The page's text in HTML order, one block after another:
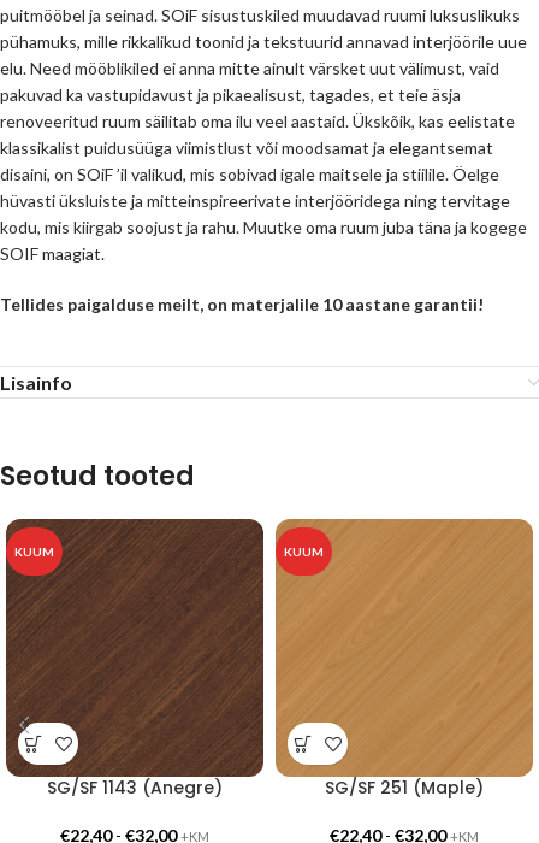
puitmööbel ja seinad. SOiF sisustuskiled muudavad ruumi luksuslikuks
pühamuks, mille rikkalikud toonid ja tekstuurid annavad interjöörile uue
elu. Need mööblikiled ei anna mitte ainult värsket uut välimust, vaid
pakuvad ka vastupidavust ja pikaealisust, tagades, et teie äsja
renoveeritud ruum säilitab oma ilu veel aastaid. Ükskõik, kas eelistate
klassikalist puidusüüga viimistlust või moodsamat ja elegantsemat
disaini, on SOiF ’il valikud, mis sobivad igale maitsele ja stiilile. Öelge
hüvasti üksluiste ja mitteinspireerivate interjööridega ning tervitage
kodu, mis kiirgab soojust ja rahu. Muutke oma ruum juba täna ja kogege
SOIF maagiat.
Tellides paigalduse meilt, on materjalile 10 aastane garantii!
Lisainfo
Seotud tooted
KUUM
SG/SF 1143 (Anegre)
€22,40- €32,00 +KM
KUUM
SG/SF 251 (Maple)
€22,40- €32,00 +KM